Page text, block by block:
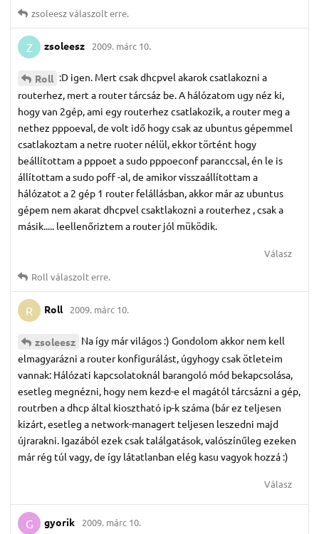
zsoleeszválaszolt erre.
Z zsoleesz 2009. márc 10.
Roll :D igen. Mert csak dhcpvel akarok csatlakozni a
routerhez, mert a router tárcsáz be. A hálózatom ugy néz ki,
hogy van 2gép, ami egy routerhez csatlakozik, a router meg a
nethez pppoeval, de volt idő hogy csak az ubuntus gépemmel
csatlakoztam a netre ruoter nélül, ekkor történt hogy
beállítottam a pppoet a sudo pppoeconf paranccsal, én le is
állítottam a sudo poff -al, de amikor visszaállítottam a
hálózatot a 2 gép 1 router felállásban, akkor már az ubuntus
gépem nem akarat dhcpvel csaktlakozni a routerhez , csak a
másik..... leellenőriztem a router jól müködik.
Válasz
Roll válaszolt erre.
R Roll 2009. márc 10.
zsoleesz Na így már világos :) Gondolom akkor nem kell
elmagyarázni a router konfigurálást, úgyhogy csak ötleteim
vannak: Hálózati kapcsolatoknál barangoló mód bekapcsolása,
esetleg megnézni, hogy nem kezd-e el magától tárcsázni a gép,
routrben a dhcp által kiosztható ip-k száma (bár ez teljesen
kizárt, esetleg a network-managert teljesen leszedni majd
újrarakni. Igazából ezek csak találgatások, valószínűleg ezeken
már rég túl vagy, de így látatlanban elég kasu vagyok hozzá :)
Válasz
G gyorik 2009. márc 10.